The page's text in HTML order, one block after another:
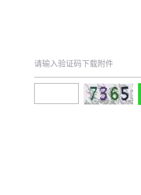
请输入验证码下载附件